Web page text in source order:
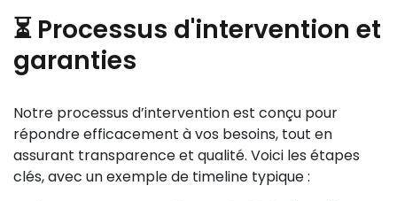
⏳ Processus d'intervention et
garanties
Notre processus d’intervention est conçu pour
répondre efficacement à vos besoins, tout en
assurant transparence et qualité. Voici les étapes
clés, avec un exemple de timeline typique :